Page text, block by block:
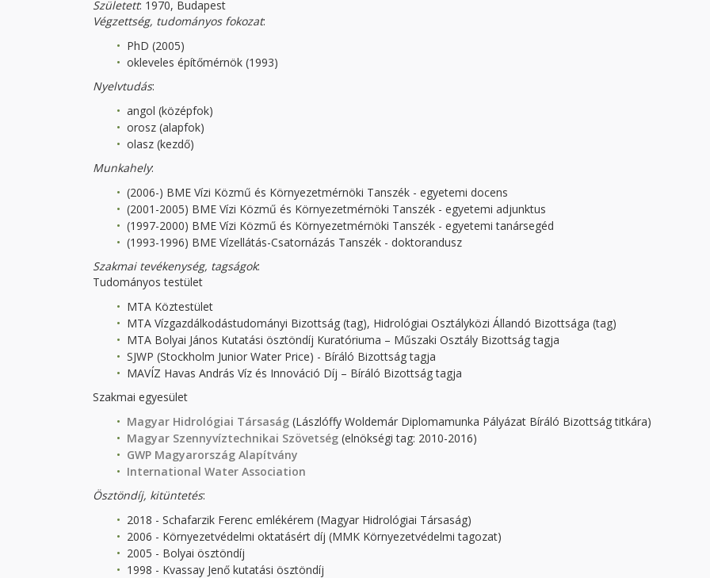
Született: 1970, Budapest
Végzettség, tudományos fokozat:
PhD (2005)
okleveles építőmérnök (1993)
Nyelvtudás:
angol (középfok)
orosz (alapfok)
olasz (kezdő)
Munkahely:
(2006-) BME Vízi Közmű és Környezetmérnöki Tanszék - egyetemi docens
(2001-2005) BME Vízi Közmű és Környezetmérnöki Tanszék - egyetemi adjunktus
(1997-2000) BME Vízi Közmű és Környezetmérnöki Tanszék - egyetemi tanársegéd
(1993-1996) BME Vízellátás-Csatornázás Tanszék - doktorandusz
Szakmai tevékenység, tagságok:
Tudományos testület
MTA Köztestület
MTA Vízgazdálkodástudományi Bizottság (tag), Hidrológiai Osztályközi Állandó Bizottsága (tag)
MTA Bolyai János Kutatási ösztöndíj Kuratóriuma – Műszaki Osztály Bizottság tagja
SJWP (Stockholm Junior Water Price) - Bíráló Bizottság tagja
MAVÍZ Havas András Víz és Innováció Díj – Bíráló Bizottság tagja
Szakmai egyesület
Magyar Hidrológiai Társaság (Lászlóffy Woldemár Diplomamunka Pályázat Bíráló Bizottság titkára)
Magyar Szennyvíztechnikai Szövetség (elnökségi tag: 2010-2016)
GWP Magyarország Alapítvány
International Water Association
Ösztöndíj, kitüntetés:
2018 - Schafarzik Ferenc emlékérem (Magyar Hidrológiai Társaság)
2006 - Környezetvédelmi oktatásért díj (MMK Környezetvédelmi tagozat)
2005 - Bolyai ösztöndíj
1998 - Kvassay Jenő kutatási ösztöndíj